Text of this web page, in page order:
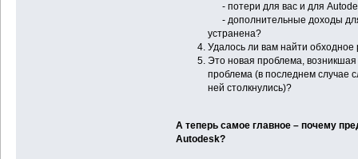
- потери для вас и для
- дополнительные доходы
устранена?
Удалось ли вам найти
Это новая проблема,
проблема (в последнем случае
ней столкнулись)?
А теперь самое главное – почему
Autodesk?